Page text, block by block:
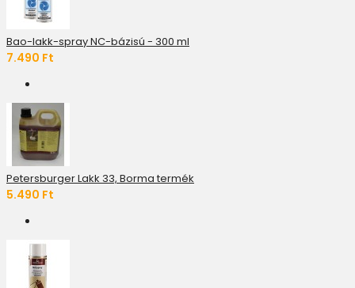
Bao-lakk-spray NC-bázisú - 300 ml
7.490 Ft
Petersburger Lakk 33, Borma termék
5.490 Ft